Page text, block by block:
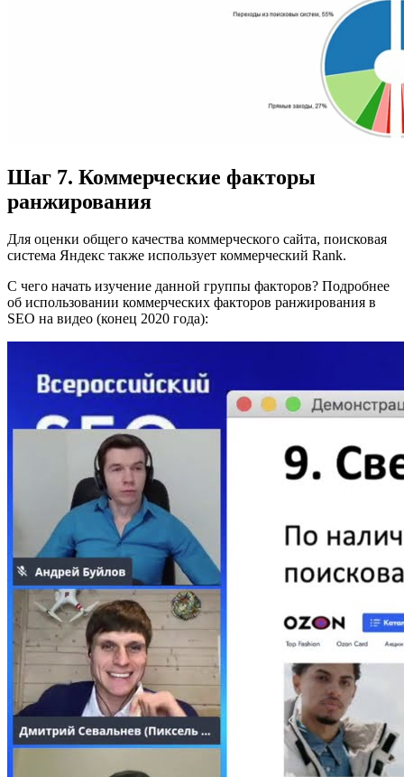
Шаг 7. Коммерческие факторы
ранжирования
Для оценки общего качества коммерческого сайта, поисковая
система Яндекс также использует коммерческий Rank.
С чего начать изучение данной группы факторов? Подробнее
об использовании коммерческих факторов ранжирования в
SEO на видео (конец 2020 года):